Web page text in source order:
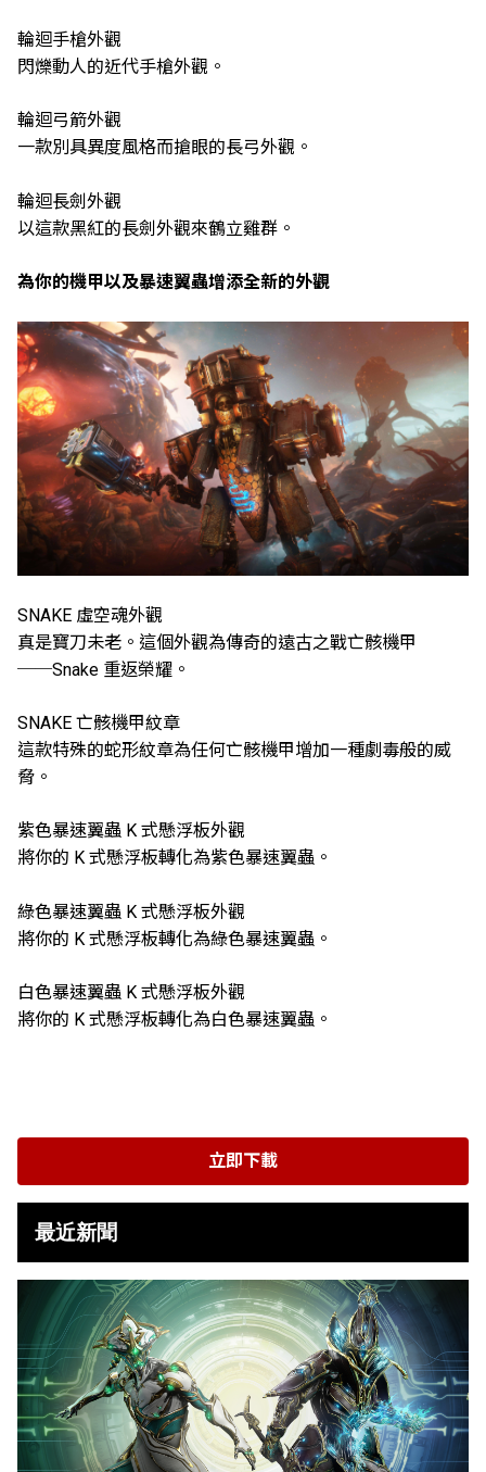
輪迴手槍外觀
閃爍動人的近代手槍外觀。
輪迴弓箭外觀
一款別具異度風格而搶眼的長弓外觀。
輪迴長劍外觀
以這款黑紅的長劍外觀來鶴立雞群。
為你的機甲以及暴速翼蟲增添全新的外觀
SNAKE 虛空魂外觀
真是寶刀未老。這個外觀為傳奇的遠古之戰亡骸機甲
──Snake 重返榮耀。
SNAKE 亡骸機甲紋章
這款特殊的蛇形紋章為任何亡骸機甲增加一種劇毒般的威
脅。
紫色暴速翼蟲 K 式懸浮板外觀
將你的 K 式懸浮板轉化為紫色暴速翼蟲。
綠色暴速翼蟲 K 式懸浮板外觀
將你的 K 式懸浮板轉化為綠色暴速翼蟲。
白色暴速翼蟲 K 式懸浮板外觀
將你的 K 式懸浮板轉化為白色暴速翼蟲。
立即下載
最近新聞